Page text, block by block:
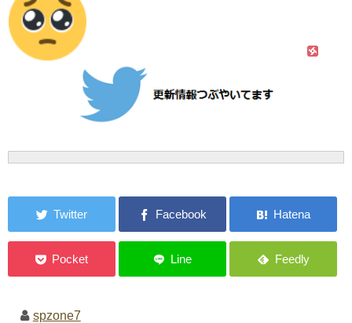
spzone7